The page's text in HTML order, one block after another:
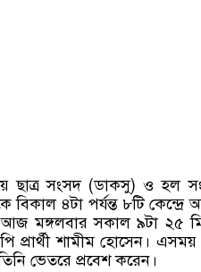
ছাত্র সংসদ (ডাকসু) ও হল
৪টা পর্যন্ত ৮টি কেন্দ্রে
আজ মঙ্গলবার সকাল ৯টা ২৫
প্রার্থী শামীম হোসেন।
ভেতরে প্রবেশ করেন।